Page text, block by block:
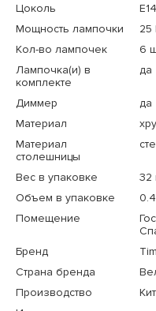
Цоколь
E14
Мощность лампочки
25
Кол-во лампочек
6
Лампочка(и) в
комплекте
да
Диммер
да
Материал
Материал
столешницы
Вес в упаковке
32
Объем в упаковке
Помещение
Бренд
Страна бренда
Производство